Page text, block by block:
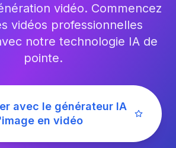
vidéo. Commencez
vidéos professionnelles
notre technologie IA de
pointe.
avec le générateur IA
en vidéo